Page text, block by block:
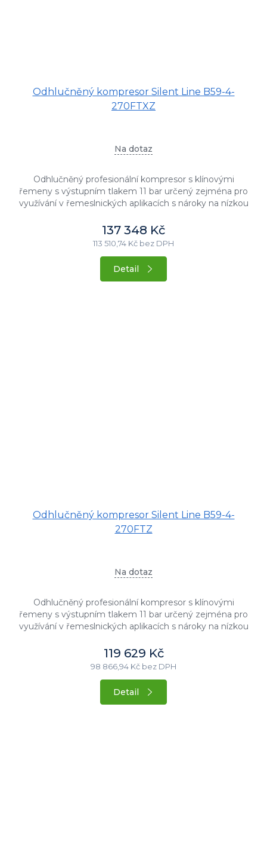
Odhlučněný kompresor Silent Line B59-4-
270FTXZ
Na dotaz
Odhlučněný profesionální kompresor s klínovými
řemeny s výstupním tlakem 11 bar určený zejména pro
využívání v řemeslnických aplikacích s nároky na nízkou
137 348 Kč
113 510,74 Kč bez DPH
Detail
Odhlučněný kompresor Silent Line B59-4-
270FTZ
Na dotaz
Odhlučněný profesionální kompresor s klínovými
řemeny s výstupním tlakem 11 bar určený zejména pro
využívání v řemeslnických aplikacích s nároky na nízkou
119 629 Kč
98 866,94 Kč bez DPH
Detail